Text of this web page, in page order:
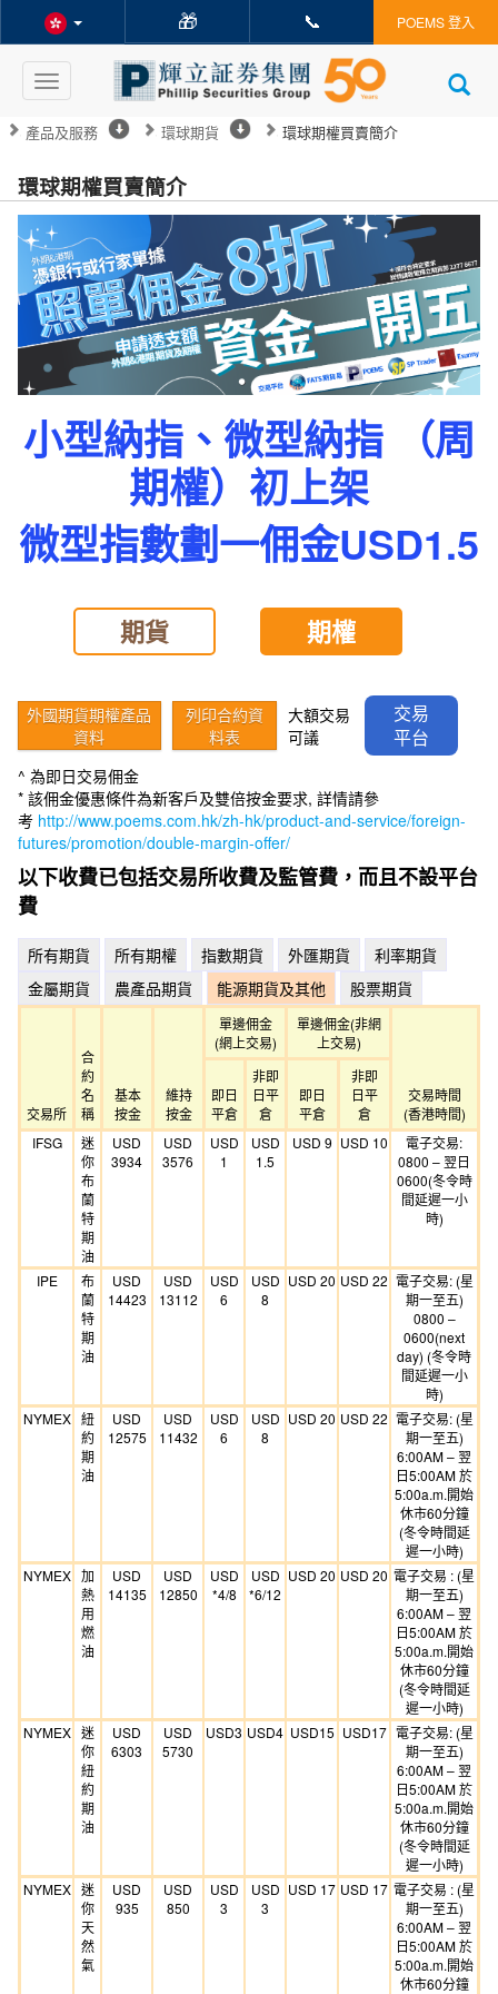
🎁 📞 POEMS 登入
Toggle
navigation
產品及服務 環球期貨 環球期權買賣簡介
環球期權買賣簡介
小型納指、微型納指 （周
期權）初上架
微型指數劃一佣金USD1.5
期貨 期權
外國期貨期權產品
資料
列印合約資
料表
大額交易
可議
交易
平台
^ 為即日交易佣金
* 該佣金優惠條件為新客戶及雙倍按金要求, 詳情請參
考 http://www.poems.com.hk/zh-hk/product-and-service/foreign-
futures/promotion/double-margin-offer/
以下收費已包括交易所收費及監管費，而且不設平台
費
所有期貨 所有期權 指數期貨 外匯期貨
利率期貨
金屬期貨
農產品期貨 能源期貨及其他 股票期貨
交易所
合
約
名
稱
基本
按金
維持
按金
單邊佣金
(網上交易)
單邊佣金(非網
上交易)
交易時間
(香港時間)
即日
平倉
非即
日平
倉
即日
平倉
非即
日平
倉
IFSG
迷
你
布
蘭
特
期
油
USD
3934
USD
3576
USD
1
USD
1.5
USD 9 USD 10
電子交易:
0800 – 翌日
0600(冬令時
間延遲一小
時)
IPE
布
蘭
特
期
油
USD
14423
USD
13112
USD
6
USD
8
USD 20 USD 22 電子交易: (星
期一至五)
0800 –
0600(next
day) (冬令時
間延遲一小
時)
NYMEX 紐
約
期
油
USD
12575
USD
11432
USD
6
USD
8
USD 20 USD 22 電子交易: (星
期一至五)
6:00AM – 翌
日5:00AM 於
5:00a.m.開始
休市60分鐘
(冬令時間延
遲一小時)
NYMEX 加
熱
用
燃
油
USD
14135
USD
12850
USD
*4/8
USD
*6/12
USD 20 USD 20 電子交易 : (星
期一至五)
6:00AM – 翌
日5:00AM 於
5:00a.m.開始
休市60分鐘
(冬令時間延
遲一小時)
NYMEX 迷
你
紐
約
期
油
USD
6303
USD
5730
USD3 USD4 USD15 USD17 電子交易: (星
期一至五)
6:00AM – 翌
日5:00AM 於
5:00a.m.開始
休市60分鐘
(冬令時間延
遲一小時)
NYMEX 迷
你
天
然
氣
USD
935
USD
850
USD
3
USD
3
USD 17 USD 17 電子交易 : (星
期一至五)
6:00AM – 翌
日5:00AM 於
5:00a.m.開始
休市60分鐘